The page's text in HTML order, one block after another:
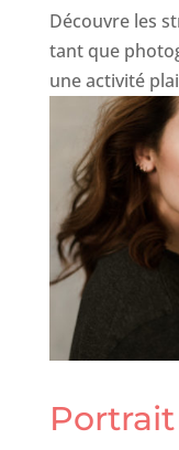
Découvre les
tant que
une activité